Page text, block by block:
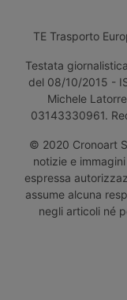
TE Trasporto
Testata
del 08/10/2015 -
Michele
03143330961.
© 2020 Cronoart
notizie e
espressa
assume alcuna
negli articoli né